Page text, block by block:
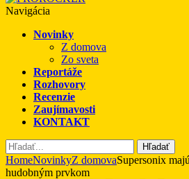
Navigácia
Novinky
Z domova
Zo sveta
Reportáže
Rozhovory
Recenzie
Zaujímavosti
KONTAKT
Hľadať
HomeNovinkyZ domovaSupersonix
hudobným prvkom